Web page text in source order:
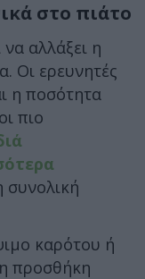
στο πιάτο
αλλάξει η
Οι ερευνητές
η ποσότητα
πιο
συνολική
καρότου ή
προσθήκη